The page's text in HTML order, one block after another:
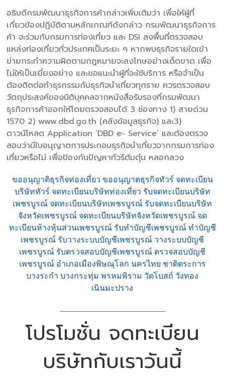
อธิบดีกรมพัฒนาธุรกิจการค้ากล่าวเพิ่มเติมว่า เพื่อให้ผู้ที่
เกี่ยวข้องปฏิบัติตามหลักเกณฑ์ดังกล่าว กรมพัฒนาธุรกิจการ
ค้า จะร่วมกับกรมการท่องเที่ยว และ DSI ลงพื้นที่ตรวจสอบ
แหล่งท่องเที่ยวทั่วประเทศเป็นระยะ ๆ หากพบธุรกิจรายใดเข้า
ข่ายกระทำความผิดตามกฎหมายจะลงโทษอย่างเด็ดขาด เพื่อ
ไม่ให้เป็นเยี่ยงอย่าง และขอแนะนำผู้ที่จะใช้บริการ หรือจำเป็น
ต้องติดต่อทำธุรกรรมกับธุรกิจนำเที่ยวทุกราย ควรตรวจสอบ
วัตถุประสงค์ของนิติบุคคลจากหนังสือรับรองที่กรมพัฒนา
ธุรกิจการค้าออกให้โดยตรวจสอบได้ 3 ช่องทาง 1) สายด่วน
1570 2) www.dbd.go.th (คลังข้อมูลธุรกิจ) และ3)
ดาวน์โหลด Application ‘DBD e- Service’ และต้องตรวจ
สอบว่ามีใบอนุญาตการประกอบธุรกิจนำเที่ยวจากกรมการท่อง
เที่ยวหรือไม่ เพื่อป้องกันปัญหาทัวร์ต้มตุ๋น หลอกลวง
ขออนุญาติธุรกิจท่องเที่ยว ขออนุญาตธุรกิจทัวร์ จดทะเบียน
บริษัททัวร์ จดทะเบียนบริษัทท่องเที่ยว รับจดทะเบียนบริษัท
เพชรบูรณ์ จดทะเบียนบริษัทเพชรบูรณ์ รับจดทะเบียนบริษัท
จังหวัดเพชรบูรณ์ จดทะเบียนบริษัทจังหวัดเพชรบูรณ์ จด
ทะเบียนห้างหุ้นส่วนเพชรบูรณ์ รับทำบัญชีเพชรบูรณ์ ทำบัญชี
เพชรบูรณ์ รับวางระบบบัญชีเพชรบูรณ์ วางระบบบัญชี
เพชรบูรณ์ รับตรวจสอบบัญชีเพชรบูรณ์ ตรวจสอบบัญชี
เพชรบูรณ์ อำเภอเมืองพิษณุโลก นครไทย ชาติตระการ
บางระกำ บางกระทุ่ม พรหมพิราม วัดโบสถ์ วังทอง
เนินมะปราง
โปรโมชั่น จดทะเบียน
บริษัทกับเราวันนี้